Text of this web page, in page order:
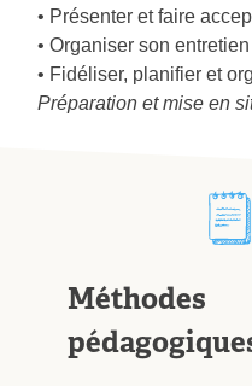
• Présenter et faire
• Organiser son entretien
• Fidéliser, planifier et
Préparation et mise en
Méthodes